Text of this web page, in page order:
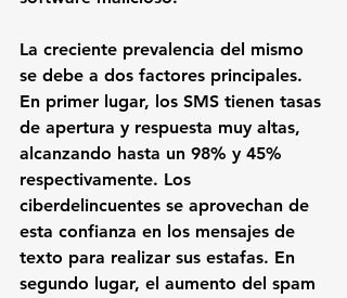
La creciente prevalencia del mismo
se debe a dos factores principales.
En primer lugar, los SMS tienen tasas
de apertura y respuesta muy altas,
alcanzando hasta un 98% y 45%
respectivamente. Los
ciberdelincuentes se aprovechan de
esta confianza en los mensajes de
texto para realizar sus estafas. En
segundo lugar, el aumento del spam